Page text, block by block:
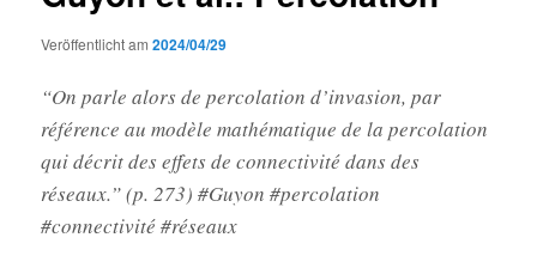
Veröffentlicht am2024/04/29
“On parle alors de percolation d’invasion, par
référence au modèle mathématique de la percolation
qui décrit des effets de connectivité dans des
réseaux.” (p. 273) #Guyon #percolation
#connectivité #réseaux